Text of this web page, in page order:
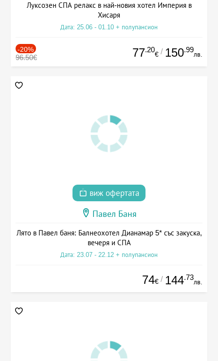
Луксозен СПА релакс в най-новия хотел Империя в
Хисаря
Дата: 25.06 - 01.10 + полупансион
-20%
96.50€ 77.20
€ / 150.99
лв.
виж офертата
Павел Баня
Лято в Павел баня: Балнеохотел Дианамар 5* със закуска,
вечеря и СПА
Дата: 23.07 - 22.12 + полупансион
74€ / 144.73
лв.